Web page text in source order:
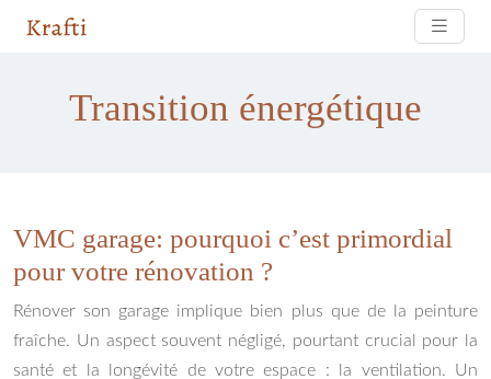
Transition énergétique
VMC garage: pourquoi c’est primordial
pour votre rénovation ?
Rénover son garage implique bien plus que de la peinture
fraîche. Un aspect souvent négligé, pourtant crucial pour la
santé et la longévité de votre espace : la ventilation. Un